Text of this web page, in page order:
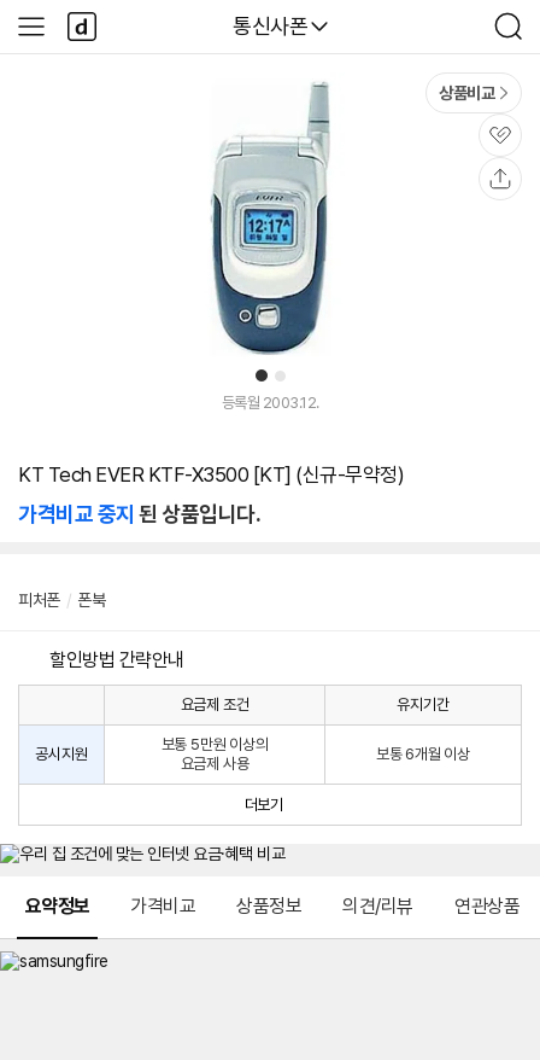
다나와
통신사폰
검
색
사
이
다
나
와
1 2
상품비교
관
심
등록월 2003.12.
KT Tech EVER KTF-X3500 [KT] (신규-무약정)
가격비교 중지 된 상품입니다.
피처폰 / 폰북
할인방법 간략안내
원
선
택
약
정
사
인
법
요금제 조건 유지기간
공시지원
보통 5만원 이상의
요금제 사용
보통 6개월 이상
더보기
요약정보 가격비교 상품정보 의견/리뷰 연관상품